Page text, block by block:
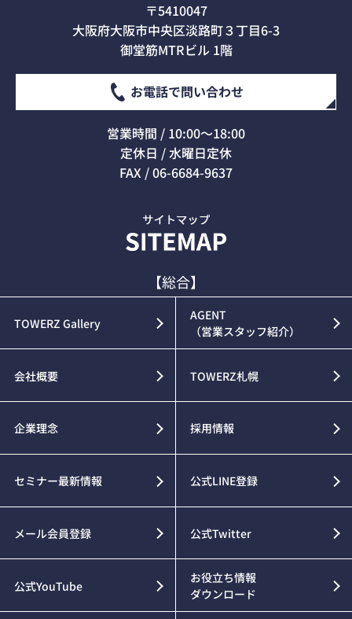
〒5410047
大阪府大阪市中央区淡路町３丁目6-3
御堂筋MTRビル 1階
お電話で問い合わせ
営業時間 / 10:00～18:00
定休日 / 水曜日定休
FAX / 06-6684-9637
【総合】
TOWERZ Gallery
AGENT
（営業スタッフ紹介）
会社概要 TOWERZ札幌
企業理念 採用情報
セミナー最新情報 公式LINE登録
メール会員登録 公式Twitter
公式YouTube
お役立ち情報
ダウンロード